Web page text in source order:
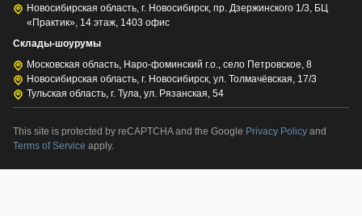
Новосибирская область, г. Новосибирск, пр. Дзержинского 1/3, БЦ
«Практик», 14 этаж, 1403 офис
Склады-шоурумы
Московская область, Наро-фоминский г.о., село Петровское, 8
Новосибирская область, г. Новосибирск, ул. Толмачёвская, 17/3
Тульская область, г. Тула, ул. Рязанская, 54
This site is protected by reCAPTCHA and the Google Privacy Policy and
Terms of Service apply.